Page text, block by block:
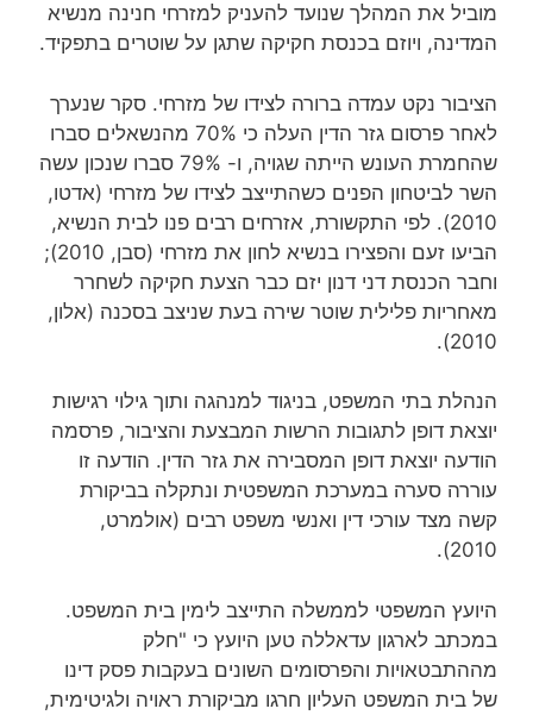
מוביל את המהלך שנועד להעניק למזרחי חנינה מנשיא
המדינה, ויוזם בכנסת חקיקה שתגן על שוטרים בתפקיד.
הציבור נקט עמדה ברורה לצידו של מזרחי. סקר שנערך
לאחר פרסום גזר הדין העלה כי 70% מהנשאלים סברו
שהחמרת העונש הייתה שגויה, ו- 79% סברו שנכון עשה
השר לביטחון הפנים כשהתייצב לצידו של מזרחי (אדטו,
2010). לפי התקשורת, אזרחים רבים פנו לבית הנשיא,
הביעו זעם והפצירו בנשיא לחון את מזרחי (סבן, 2010);
וחבר הכנסת דני דנון יזם כבר הצעת חקיקה לשחרר
מאחריות פלילית שוטר שירה בעת שניצב בסכנה (אלון,
2010).
הנהלת בתי המשפט, בניגוד למנהגה ותוך גילוי רגישות
יוצאת דופן לתגובות הרשות המבצעת והציבור, פרסמה
הודעה יוצאת דופן המסבירה את גזר הדין. הודעה זו
עוררה סערה במערכת המשפטית ונתקלה בביקורת
קשה מצד עורכי דין ואנשי משפט רבים (אולמרט,
2010).
היועץ המשפטי לממשלה התייצב לימין בית המשפט.
במכתב לארגון עדאללה טען היועץ כי "חלק
מההתבטאויות והפרסומים השונים בעקבות פסק דינו
של בית המשפט העליון חרגו מביקורת ראויה ולגיטימית,